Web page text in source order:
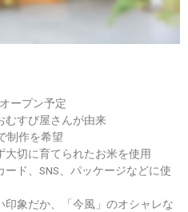
ープン予定
むすび屋さんが由来
制作を希望
切に育てられたお米を使用
ド、SNS、パッケージなどに使
象だか、「今風」のオシャレな